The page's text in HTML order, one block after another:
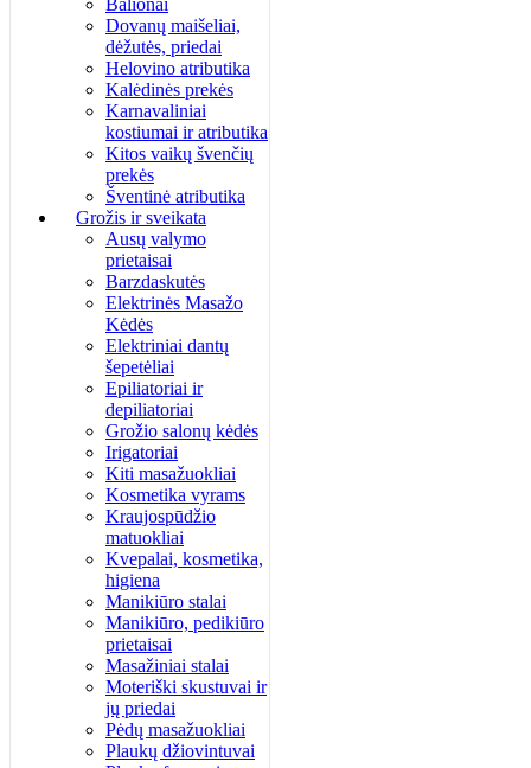
Balionai
Dovanų maišeliai,
dėžutės, priedai
Helovino atributika
Kalėdinės prekės
Karnavaliniai
kostiumai ir atributika
Kitos vaikų švenčių
prekės
Šventinė atributika
Grožis ir sveikata
Ausų valymo
prietaisai
Barzdaskutės
Elektrinės Masažo
Kėdės
Elektriniai dantų
šepetėliai
Epiliatoriai ir
depiliatoriai
Grožio salonų kėdės
Irigatoriai
Kiti masažuokliai
Kosmetika vyrams
Kraujospūdžio
matuokliai
Kvepalai, kosmetika,
higiena
Manikiūro stalai
Manikiūro, pedikiūro
prietaisai
Masažiniai stalai
Moteriški skustuvai ir
jų priedai
Pėdų masažuokliai
Plaukų džiovintuvai